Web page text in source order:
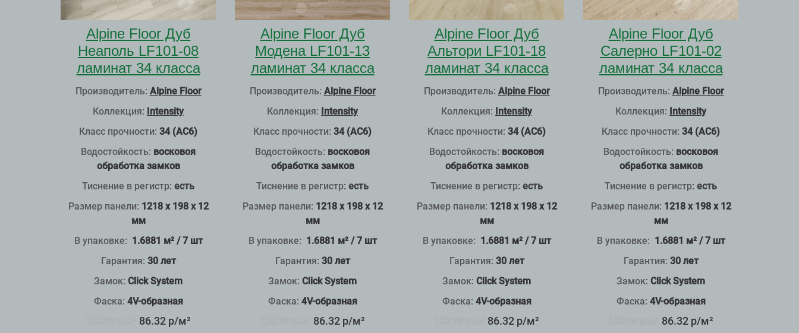
Alpine Floor Дуб
Неаполь LF101-08
ламинат 34 класса
Производитель: Alpine Floor
Коллекция: Intensity
Класс прочности: 34 (АС6)
Водостойкость: восковоя
обработка замков
Тиснение в регистр: есть
Размер панели: 1218 x 198 x 12
мм
В упаковке: 1.6881 м² / 7 шт
Гарантия: 30 лет
Замок: Click System
Фаска: 4V-образная
86.32 р/м²
Alpine Floor Дуб
Модена LF101-13
ламинат 34 класса
Производитель: Alpine Floor
Коллекция: Intensity
Класс прочности: 34 (АС6)
Водостойкость: восковоя
обработка замков
Тиснение в регистр: есть
Размер панели: 1218 x 198 x 12
мм
В упаковке: 1.6881 м² / 7 шт
Гарантия: 30 лет
Замок: Click System
Фаска: 4V-образная
86.32 р/м²
Alpine Floor Дуб
Альтори LF101-18
ламинат 34 класса
Производитель: Alpine Floor
Коллекция: Intensity
Класс прочности: 34 (АС6)
Водостойкость: восковоя
обработка замков
Тиснение в регистр: есть
Размер панели: 1218 x 198 x 12
мм
В упаковке: 1.6881 м² / 7 шт
Гарантия: 30 лет
Замок: Click System
Фаска: 4V-образная
86.32 р/м²
Alpine Floor Дуб
Салерно LF101-02
ламинат 34 класса
Производитель: Alpine Floor
Коллекция: Intensity
Класс прочности: 34 (АС6)
Водостойкость: восковоя
обработка замков
Тиснение в регистр: есть
Размер панели: 1218 x 198 x 12
мм
В упаковке: 1.6881 м² / 7 шт
Гарантия: 30 лет
Замок: Click System
Фаска: 4V-образная
86.32 р/м²